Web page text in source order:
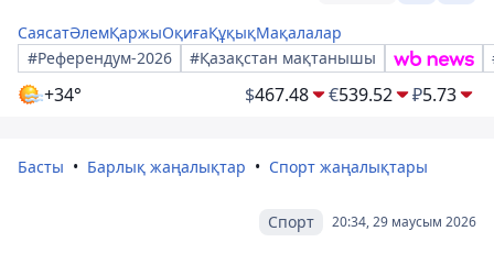
СаясатӘлемҚаржыОқиғаҚұқықМақалалар
#Референдум-2026
#Қазақстан мақтанышы
+34° $467.48 €539.52 ₽5.73
Басты Барлық жаңалықтар Спорт жаңалықтары
20:34, 29 маусым 2026
Спорт